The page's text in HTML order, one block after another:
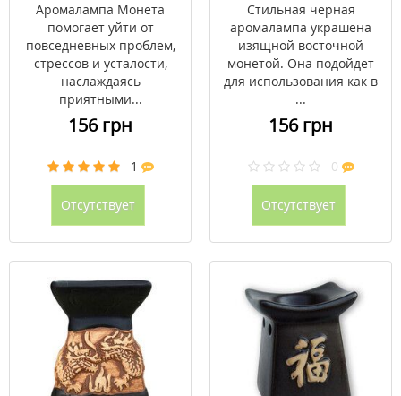
Аромалампа Монета
помогает уйти от
повседневных проблем,
стрессов и усталости,
наслаждаясь
приятными...
156 грн
1
Отсутствует
Стильная черная
аромалампа украшена
изящной восточной
монетой. Она подойдет
для использования как в
...
156 грн
0
Отсутствует